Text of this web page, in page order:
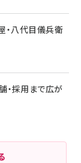
・八代目儀兵衛
・採用まで広が